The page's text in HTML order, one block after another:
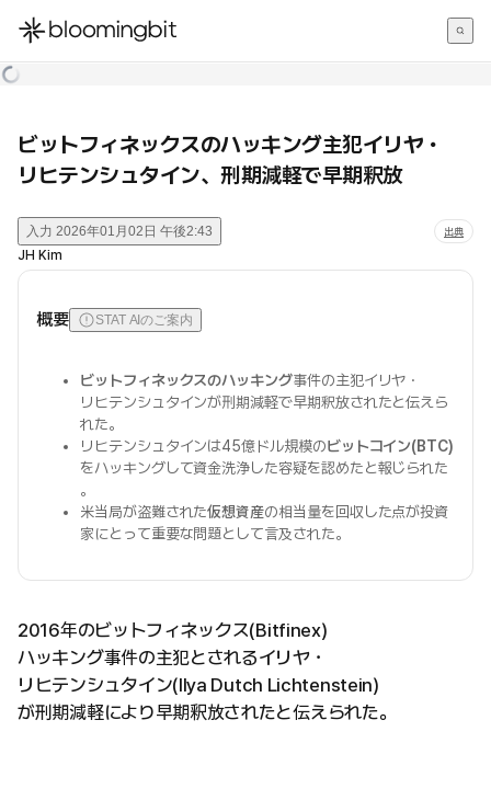
한국어
ビットフィネックスのハッキング主犯イリヤ・
リヒテンシュタイン、刑期減軽で早期釈放
入力 2026年01月02日 午後2:43 出典
JH Kim
概要 STAT AIのご案内
ビットフィネックスのハッキング事件の主犯イリヤ・
リヒテンシュタインが刑期減軽で早期釈放されたと伝えら
れた。
リヒテンシュタインは45億ドル規模のビットコイン(BTC)
をハッキングして資金洗浄した容疑を認めたと報じられた
。
米当局が盗難された仮想資産の相当量を回収した点が投資
家にとって重要な問題として言及された。
2016年のビットフィネックス(Bitfinex)
ハッキング事件の主犯とされるイリヤ・
リヒテンシュタイン(Ilya Dutch Lichtenstein)
が刑期減軽により早期釈放されたと伝えられた。